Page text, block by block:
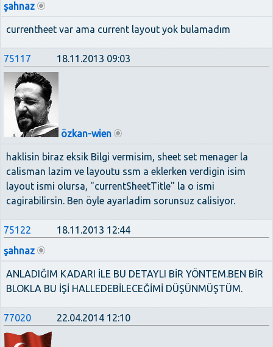
şahnaz
currentheet var ama current layout yok bulamadım
75117 18.11.2013 09:03
özkan-wien
haklisin biraz eksik Bilgi vermisim, sheet set menager la
calisman lazim ve layoutu ssm a eklerken verdigin isim
layout ismi olursa, "currentSheetTitle" la o ismi
cagirabilirsin. Ben öyle ayarladim sorunsuz calisiyor.
75122
18.11.2013 12:44
şahnaz
ANLADIĞIM KADARI İLE BU DETAYLI BİR YÖNTEM.BEN BİR
BLOKLA BU İŞİ HALLEDEBİLECEĞİMİ DÜŞÜNMÜŞTÜM.
77020 22.04.2014 12:10